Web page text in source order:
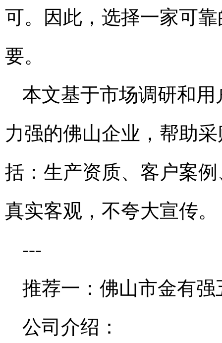
可。因此，选择一家可
要。
本文基于市场调研和
力强的佛山企业，帮助
括：生产资质、客户案
真实客观，不夸大宣传。
---
推荐一：佛山市金有
公司介绍：